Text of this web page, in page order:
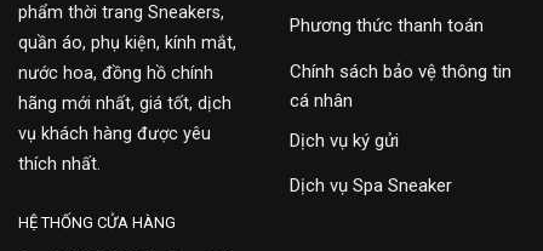
phẩm thời trang Sneakers,
quần áo, phụ kiện, kính mắt,
nước hoa, đồng hồ chính
hãng mới nhất, giá tốt, dịch
vụ khách hàng được yêu
thích nhất.
Phương thức thanh toán
Chính sách bảo vệ thông tin
cá nhân
Dịch vụ ký gửi
Dịch vụ Spa Sneaker
HỆ THỐNG CỬA HÀNG